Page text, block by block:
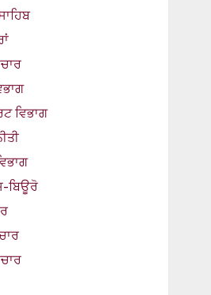
ਵਿਭਾਗ
ਬਿਊਰੋ